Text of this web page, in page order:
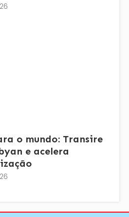
o mundo: Transire
e acelera